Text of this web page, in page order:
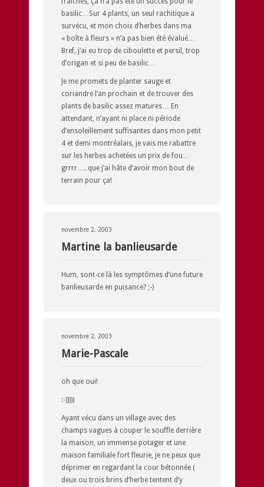
basilic…Sur 4 plants, un seul rachitique a
survécu, et mon choix d’herbes dans ma
« boîte à fleurs » n’a pas bien été évalué…
Bref, j’ai eu trop de ciboulette et persil, trop
d’origan et si peu de basilic…
Je me promets de planter sauge et
coriandre l’an prochain et de trouver des
plants de basilic assez matures… En
attendant, n’ayant ni place ni période
d’ensoleillement suffisantes dans mon petit
4 et demi montréalais, je vais me rabattre
sur les herbes achetées un prix de fou…
grrrr…. que j’ai hâte d’avoir mon bout de
terrain pour ça!
novembre 2, 2003
Martine la banlieusarde
Hum, sont-ce là les symptômes d’une future
banlieusarde en puisance? ;-)
novembre 2, 2003
Marie-Pascale
oh que oui!
:-)))))
Ayant vécu dans un village avec des
champs vagues à couper le souffle derrière
la maison, un immense potager et une
maison familiale fort fleurie, je ne peux que
déprimer en regardant la cour bétonnée (
deux ou trois brins d’herbe tentent d’y